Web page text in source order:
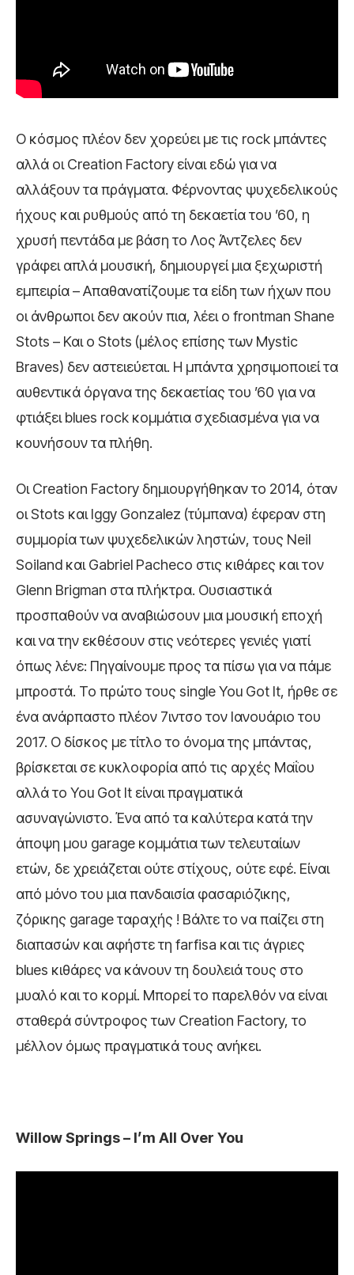
Ο κόσμος πλέον δεν χορεύει με τις rock μπάντες
αλλά οι Creation Factory είναι εδώ για να
αλλάξουν τα πράγματα. Φέρνοντας ψυχεδελικούς
ήχους και ρυθμούς από τη δεκαετία του ’60, η
χρυσή πεντάδα με βάση το Λος Άντζελες δεν
γράφει απλά μουσική, δημιουργεί μια ξεχωριστή
εμπειρία – Απαθανατίζουμε τα είδη των ήχων που
οι άνθρωποι δεν ακούν πια, λέει ο frontman Shane
Stots – Και ο Stots (μέλος επίσης των Mystic
Braves) δεν αστειεύεται. Η μπάντα χρησιμοποιεί τα
αυθεντικά όργανα της δεκαετίας του ’60 για να
φτιάξει blues rock κομμάτια σχεδιασμένα για να
κουνήσουν τα πλήθη.
Οι Creation Factory δημιουργήθηκαν το 2014, όταν
οι Stots και Iggy Gonzalez (τύμπανα) έφεραν στη
συμμορία των ψυχεδελικών ληστών, τους Neil
Soiland και Gabriel Pacheco στις κιθάρες και τον
Glenn Brigman στα πλήκτρα. Ουσιαστικά
προσπαθούν να αναβιώσουν μια μουσική εποχή
και να την εκθέσουν στις νεότερες γενιές γιατί
όπως λένε: Πηγαίνουμε προς τα πίσω για να πάμε
μπροστά. Το πρώτο τους single You Got It, ήρθε σε
ένα ανάρπαστο πλέον 7ιντσο τον Ιανουάριο του
2017. Ο δίσκος με τίτλο το όνομα της μπάντας,
βρίσκεται σε κυκλοφορία από τις αρχές Μαΐου
αλλά το You Got It είναι πραγματικά
ασυναγώνιστο. Ένα από τα καλύτερα κατά την
άποψη μου garage κομμάτια των τελευταίων
ετών, δε χρειάζεται ούτε στίχους, ούτε εφέ. Είναι
από μόνο του μια πανδαισία φασαριόζικης,
ζόρικης garage ταραχής ! Βάλτε το να παίζει στη
διαπασών και αφήστε τη farfisa και τις άγριες
blues κιθάρες να κάνουν τη δουλειά τους στο
μυαλό και το κορμί. Μπορεί το παρελθόν να είναι
σταθερά σύντροφος των Creation Factory, το
μέλλον όμως πραγματικά τους ανήκει.
Willow Springs – I’m All Over You